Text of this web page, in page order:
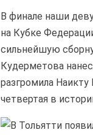
В финале наши
на Кубке
сильнейшую
Кудерметова
разгромила
четвертая в